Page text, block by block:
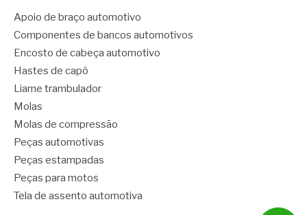
Apoio de braço automotivo
Componentes de bancos automotivos
Encosto de cabeça automotivo
Hastes de capô
Liame trambulador
Molas
Molas de compressão
Peças automotivas
Peças estampadas
Peças para motos
Tela de assento automotiva